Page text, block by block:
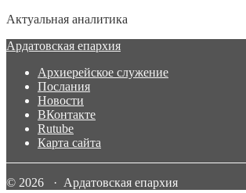
Актуальная аналитика
Ардатовская епархия
Архиерейское служение
Послания
Новости
ВКонтакте
Rutube
Карта сайта
© 2026 · Ардатовская епархия